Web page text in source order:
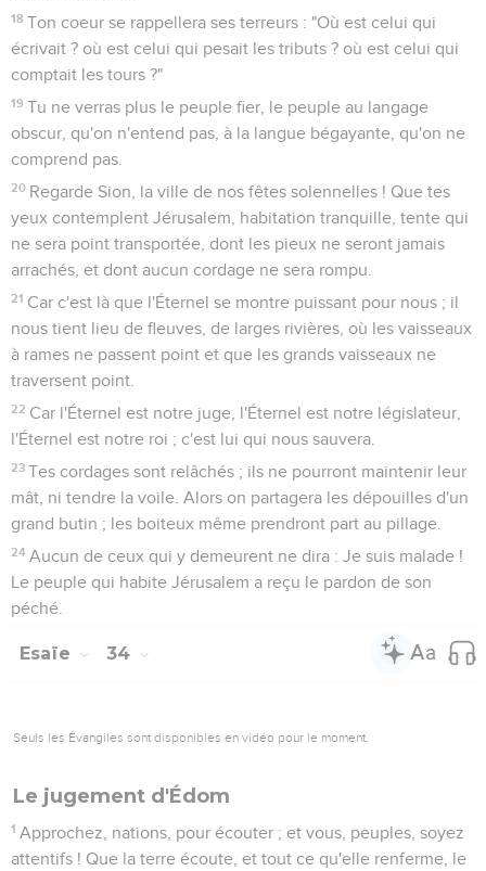
18 Ton coeur se rappellera ses terreurs : "Où est celui qui
écrivait ? où est celui qui pesait les tributs ? où est celui qui
comptait les tours ?"
19 Tu ne verras plus le peuple fier, le peuple au langage
obscur, qu'on n'entend pas, à la langue bégayante, qu'on ne
comprend pas.
20 Regarde Sion, la ville de nos fêtes solennelles ! Que tes
yeux contemplent Jérusalem, habitation tranquille, tente qui
ne sera point transportée, dont les pieux ne seront jamais
arrachés, et dont aucun cordage ne sera rompu.
21 Car c'est là que l'Éternel se montre puissant pour nous ; il
nous tient lieu de fleuves, de larges rivières, où les vaisseaux
à rames ne passent point et que les grands vaisseaux ne
traversent point.
22 Car l'Éternel est notre juge, l'Éternel est notre législateur,
l'Éternel est notre roi ; c'est lui qui nous sauvera.
23 Tes cordages sont relâchés ; ils ne pourront maintenir leur
mât, ni tendre la voile. Alors on partagera les dépouilles d'un
grand butin ; les boiteux même prendront part au pillage.
24 Aucun de ceux qui y demeurent ne dira : Je suis malade !
Le peuple qui habite Jérusalem a reçu le pardon de son
péché.
Esaïe 34
Seuls les Évangiles sont disponibles en vidéo pour le moment.
Le jugement d'Édom
1 Approchez, nations, pour écouter ; et vous, peuples, soyez
attentifs ! Que la terre écoute, et tout ce qu'elle renferme, le